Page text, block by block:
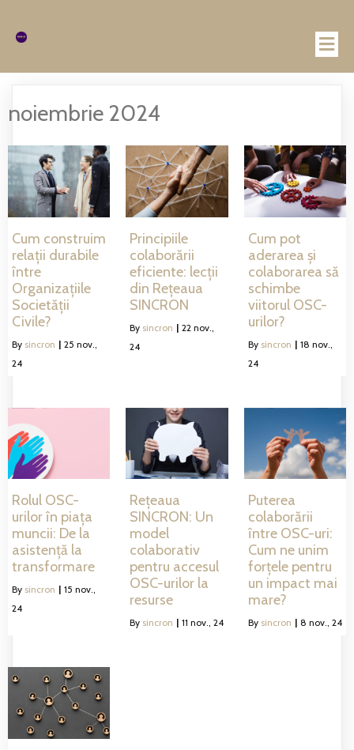
noiembrie 2024
Cum construim
relații durabile
între
Organizațiile
Societății
Civile?
By sincron | 25 nov.,
24
Principiile
colaborării
eficiente: lecții
din Rețeaua
SINCRON
By sincron | 22 nov.,
24
Cum pot
aderarea și
colaborarea să
schimbe
viitorul OSC-
urilor?
By sincron | 18 nov.,
24
Rolul OSC-
urilor în piața
muncii: De la
asistență la
transformare
By sincron | 15 nov.,
24
Rețeaua
SINCRON: Un
model
colaborativ
pentru accesul
OSC-urilor la
resurse
By sincron | 11 nov., 24
Puterea
colaborării
între OSC-uri:
Cum ne unim
forțele pentru
un impact mai
mare?
By sincron | 8 nov., 24